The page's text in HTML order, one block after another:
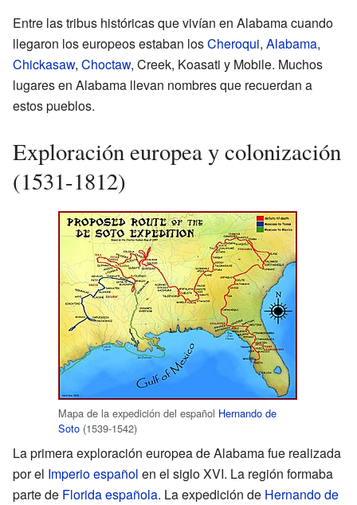
Entre las tribus históricas que vivían en Alabama cuando
llegaron los europeos estaban losCheroqui, Alabama,
Chickasaw, Choctaw, Creek, Koasati y Mobile. Muchos
lugares en Alabama llevan nombres que recuerdan a
estos pueblos.
Exploración europea y colonización
(1531-1812)
Mapa de la expedición del español Hernando de
Soto (1539-1542)
La primera exploración europea de Alabama fue realizada
por el Imperio español en el siglo XVI. La región formaba
parte de Florida española. La expedición de Hernando de